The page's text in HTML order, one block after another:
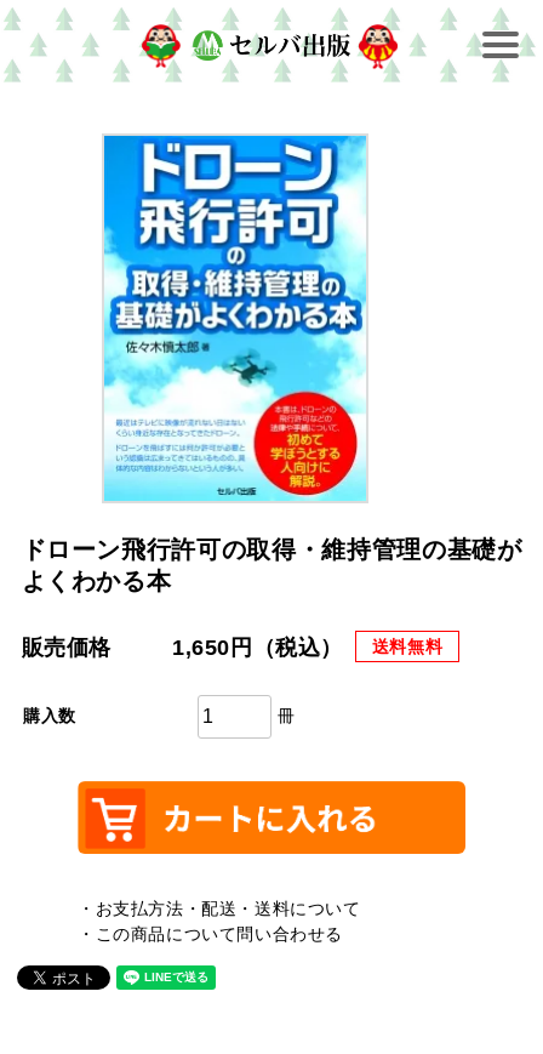
ドローン飛行許可の取得・維持管理の基礎が
よくわかる本
販売価格 1,650円（税込） 送料無料
購入数 冊
・お支払方法・配送・送料について
・この商品について問い合わせる